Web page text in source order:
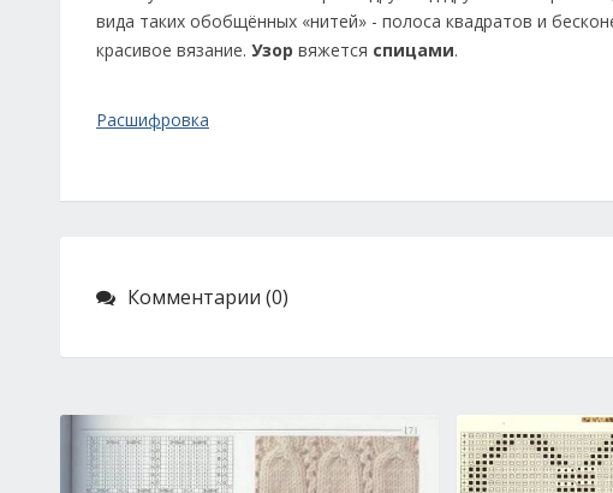
вида таких обобщённых «нитей» - полоса квадратов и
красивое вязание. Узор вяжется спицами.
Расшифровка
Комментарии (0)